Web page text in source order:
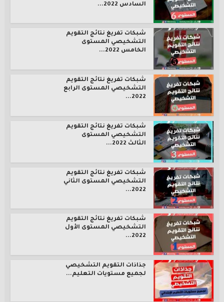
السادس 2022...
شبكات تفريغ نتائج التقويم
التشخيصي المستوى
الخامس 2022...
شبكات تفريغ نتائج التقويم
التشخيصي المستوى الرابع
2022...
شبكات تفريغ نتائج التقويم
التشخيصي المستوى
الثالث 2022...
شبكات تفريغ نتائج التقويم
التشخيصي المستوى الثاني
2022...
شبكات تفريغ نتائج التقويم
التشخيصي المستوى الأول
2022...
جذاذات التقويم التشخيصي
لجميع مستويات التعليم...